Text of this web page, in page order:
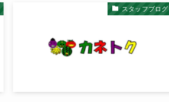
スタッフブログ